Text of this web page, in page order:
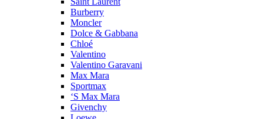
Burberry
Moncler
Dolce & Gabbana
Chloé
Valentino
Valentino Garavani
Max Mara
Sportmax
‘S Max Mara
Givenchy